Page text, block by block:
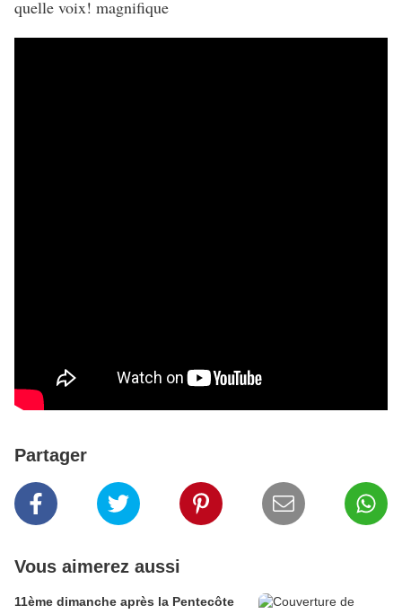
quelle voix! magnifique
Partager
Vous aimerez aussi
11ème dimanche après la Pentecôte